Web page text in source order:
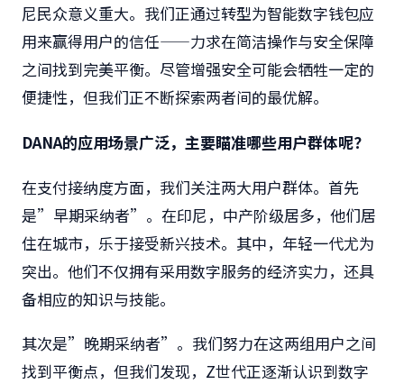
尼民众意义重大。我们正通过转型为智能数字钱包应
用来赢得用户的信任——力求在简洁操作与安全保障
之间找到完美平衡。尽管增强安全可能会牺牲一定的
便捷性，但我们正不断探索两者间的最优解。
DANA的应用场景广泛，主要瞄准哪些用户群体呢？
在支付接纳度方面，我们关注两大用户群体。首先
是”早期采纳者”。在印尼，中产阶级居多，他们居
住在城市，乐于接受新兴技术。其中，年轻一代尤为
突出。他们不仅拥有采用数字服务的经济实力，还具
备相应的知识与技能。
其次是”晚期采纳者”。我们努力在这两组用户之间
找到平衡点，但我们发现，Z世代正逐渐认识到数字